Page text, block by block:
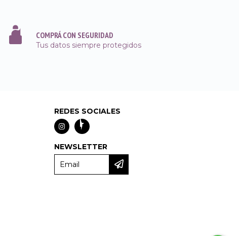
COMPRÁ CON SEGURIDAD
Tus datos siempre protegidos
REDES SOCIALES
NEWSLETTER